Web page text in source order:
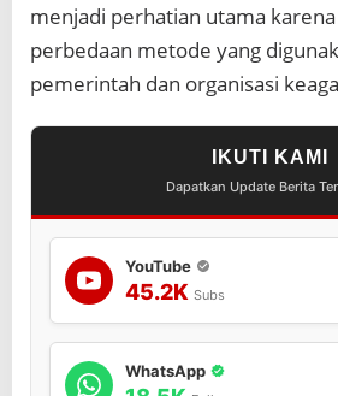
n
g
g
a
A
menjadi perhatian utama
perbedaan metode yang
pemerintah dan organisasi
IKUTI KAMI
Dapatkan Update Berita
YouTube
45.2K Subs
WhatsApp